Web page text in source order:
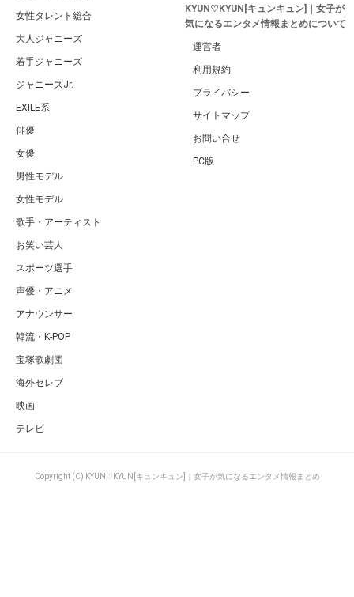
女性タレント総合
大人ジャニーズ
若手ジャニーズ
ジャニーズJr.
EXILE系
俳優
女優
男性モデル
女性モデル
歌手・アーティスト
お笑い芸人
スポーツ選手
声優・アニメ
アナウンサー
韓流・K-POP
宝塚歌劇団
海外セレブ
映画
テレビ
KYUN♡KYUN[キュンキュン]｜女子が
気になるエンタメ情報まとめについて
運営者
利用規約
プライバシー
サイトマップ
お問い合せ
PC版
Copyright (C) KYUN♡KYUN[キュンキュン]｜女子が気になるエンタメ情報まとめ